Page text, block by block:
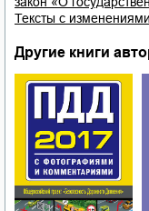
Тексты с
Другие книги